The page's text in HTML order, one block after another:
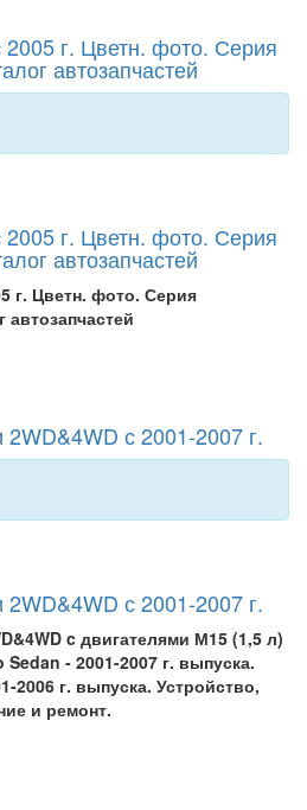
г. Цветн. фото. Серия
автозапчастей
г. Цветн. фото. Серия
автозапчастей
г. Цветн. фото. Серия
с 2001-2007 г.
с 2001-2007 г.
c двигателями М15 (1,5 л)
- 2001-2007 г. выпуска.
2006 г. выпуска. Устройство,
и ремонт.